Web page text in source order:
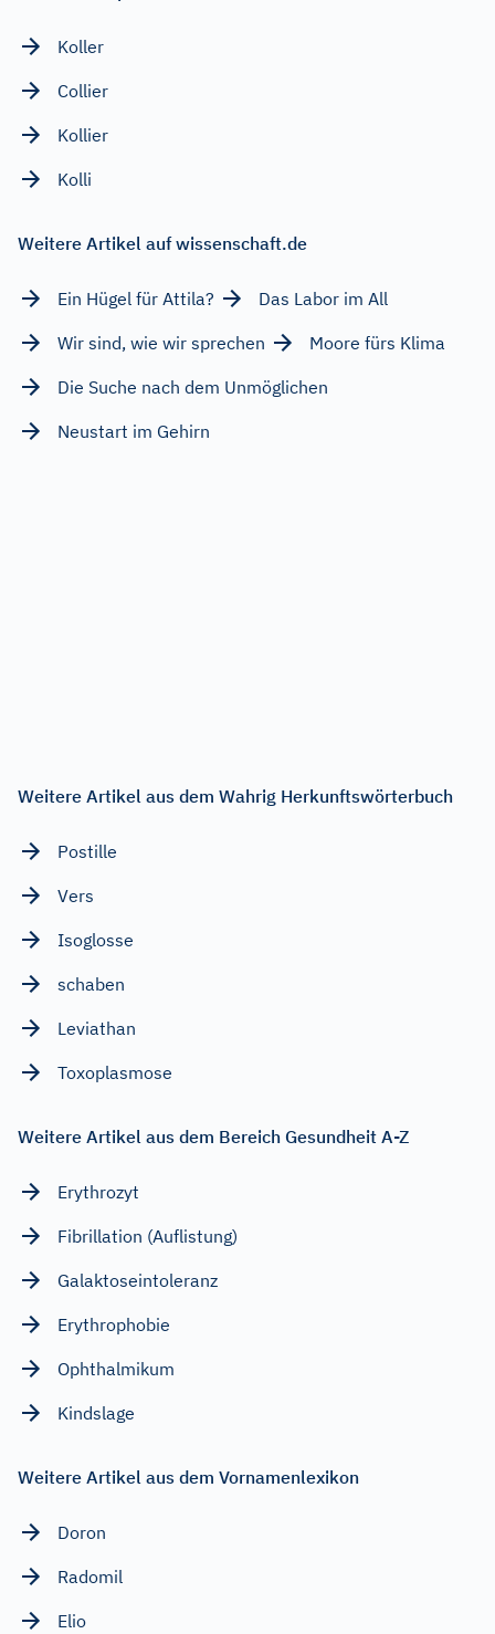
Koller
Collier
Kollier
Kolli
Weitere Artikel auf wissenschaft.de
Ein Hügel für Attila?
Das Labor im All
Wir sind, wie wir sprechen
Moore fürs Klima
Die Suche nach dem Unmöglichen
Neustart im Gehirn
Weitere Artikel aus dem Wahrig Herkunftswörterbuch
Postille
Vers
Isoglosse
schaben
Leviathan
Toxoplasmose
Weitere Artikel aus dem Bereich Gesundheit A-Z
Erythrozyt
Fibrillation (Auflistung)
Galaktoseintoleranz
Erythrophobie
Ophthalmikum
Kindslage
Weitere Artikel aus dem Vornamenlexikon
Doron
Radomil
Elio